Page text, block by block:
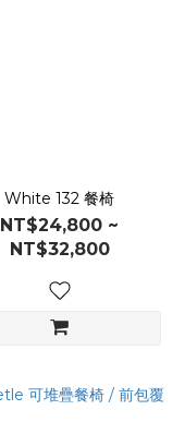
White 132 餐椅
NT$24,800 ~
NT$32,800